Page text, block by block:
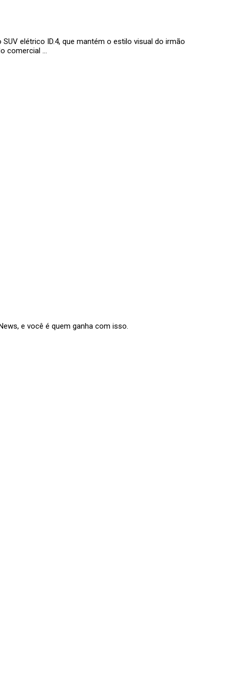
elétrico ID.4, que mantém o estilo visual do irmão
comercial …
e você é quem ganha com isso.